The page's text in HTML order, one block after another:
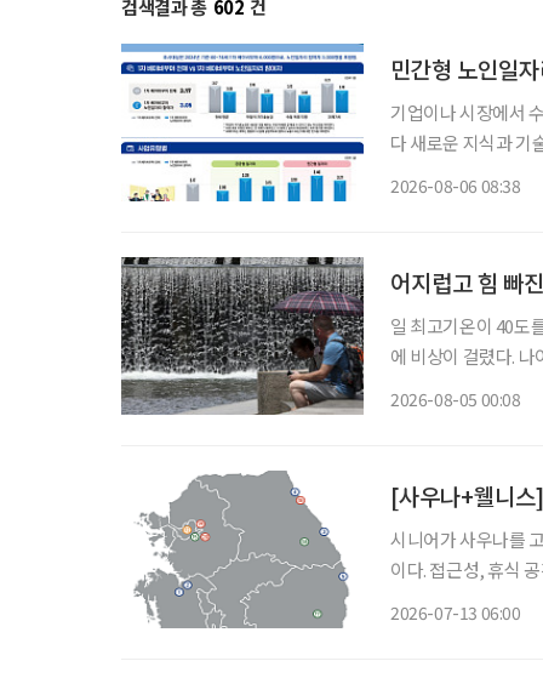
검색결과 총 602 건
민간형 노인일
기업이나 시장에서
다 새로운 지식과 기
2026-08-06 08:38
어지럽고 힘 빠
일 최고기온이 40도
에 비상이 걸렸다.
2026-08-05 00:08
[사우나+웰니
시니어가 사우나를 고를 땐 시니어에게는 유행하는 장소보다 몸에 무
이다. 접근성, 휴식
2026-07-13 06:00